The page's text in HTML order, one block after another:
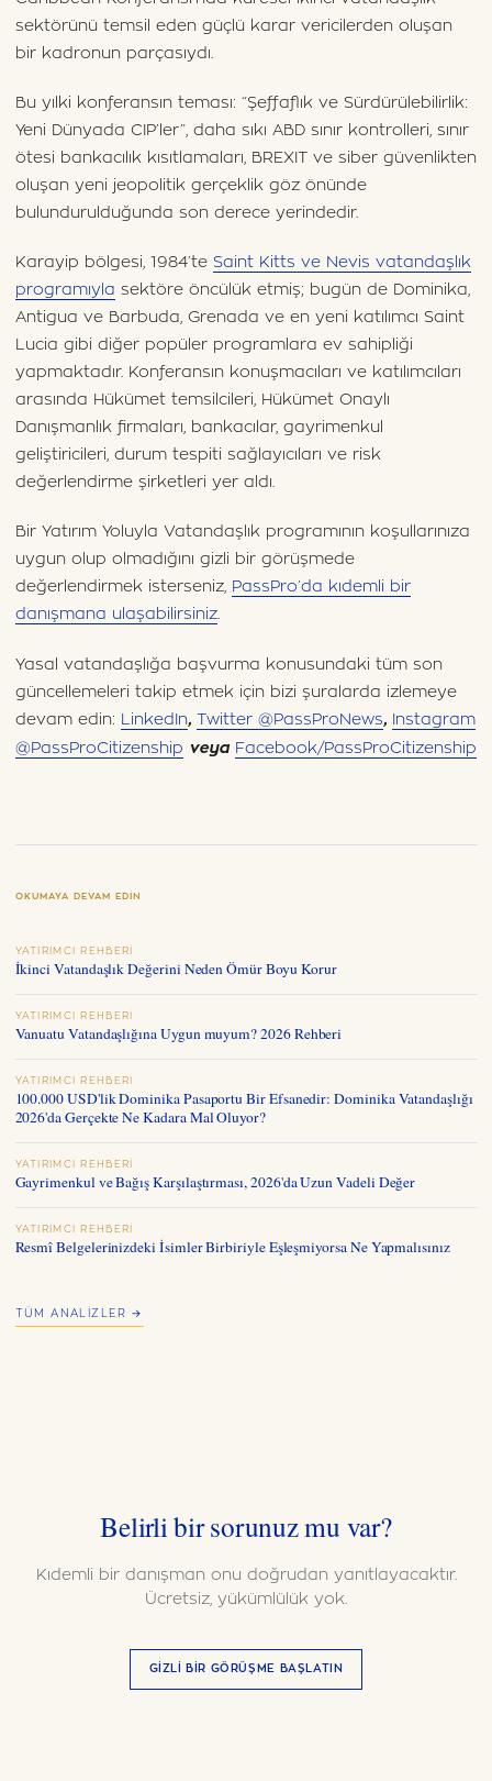
sektörünü temsil eden güçlü karar vericilerden oluşan
bir kadronun parçasıydı.
Bu yılki konferansın teması: “Şeffaflık ve Sürdürülebilirlik:
Yeni Dünyada CIP’ler”, daha sıkı ABD sınır kontrolleri, sınır
ötesi bankacılık kısıtlamaları, BREXIT ve siber güvenlikten
oluşan yeni jeopolitik gerçeklik göz önünde
bulundurulduğunda son derece yerindedir.
Karayip bölgesi, 1984’te Saint Kitts ve Nevis vatandaşlık
programıyla sektöre öncülük etmiş; bugün de Dominika,
Antigua ve Barbuda, Grenada ve en yeni katılımcı Saint
Lucia gibi diğer popüler programlara ev sahipliği
yapmaktadır. Konferansın konuşmacıları ve katılımcıları
arasında Hükümet temsilcileri, Hükümet Onaylı
Danışmanlık firmaları, bankacılar, gayrimenkul
geliştiricileri, durum tespiti sağlayıcıları ve risk
değerlendirme şirketleri yer aldı.
Bir Yatırım Yoluyla Vatandaşlık programının koşullarınıza
uygun olup olmadığını gizli bir görüşmede
değerlendirmek isterseniz, PassPro’da kıdemli bir
danışmana ulaşabilirsiniz.
Yasal vatandaşlığa başvurma konusundaki tüm son
güncellemeleri takip etmek için bizi şuralarda izlemeye
devam edin: LinkedIn, Twitter @PassProNews, Instagram
@PassProCitizenship veya Facebook/PassProCitizenship
OKUMAYA DEVAM EDIN
YATIRIMCI REHBERI
İkinci Vatandaşlık Değerini Neden Ömür Boyu Korur
YATIRIMCI REHBERI
Vanuatu Vatandaşlığına Uygun muyum? 2026 Rehberi
YATIRIMCI REHBERI
100.000 USD'lik Dominika Pasaportu Bir Efsanedir: Dominika Vatandaşlığı
2026'da Gerçekte Ne Kadara Mal Oluyor?
YATIRIMCI REHBERI
Gayrimenkul ve Bağış Karşılaştırması, 2026'da Uzun Vadeli Değer
YATIRIMCI REHBERI
Resmî Belgelerinizdeki İsimler Birbiriyle Eşleşmiyorsa Ne Yapmalısınız
TÜM ANALIZLER →
Belirli bir sorunuz mu var?
Kıdemli bir danışman onu doğrudan yanıtlayacaktır.
Ücretsiz, yükümlülük yok.
GIZLI BIR GÖRÜŞME BAŞLATIN